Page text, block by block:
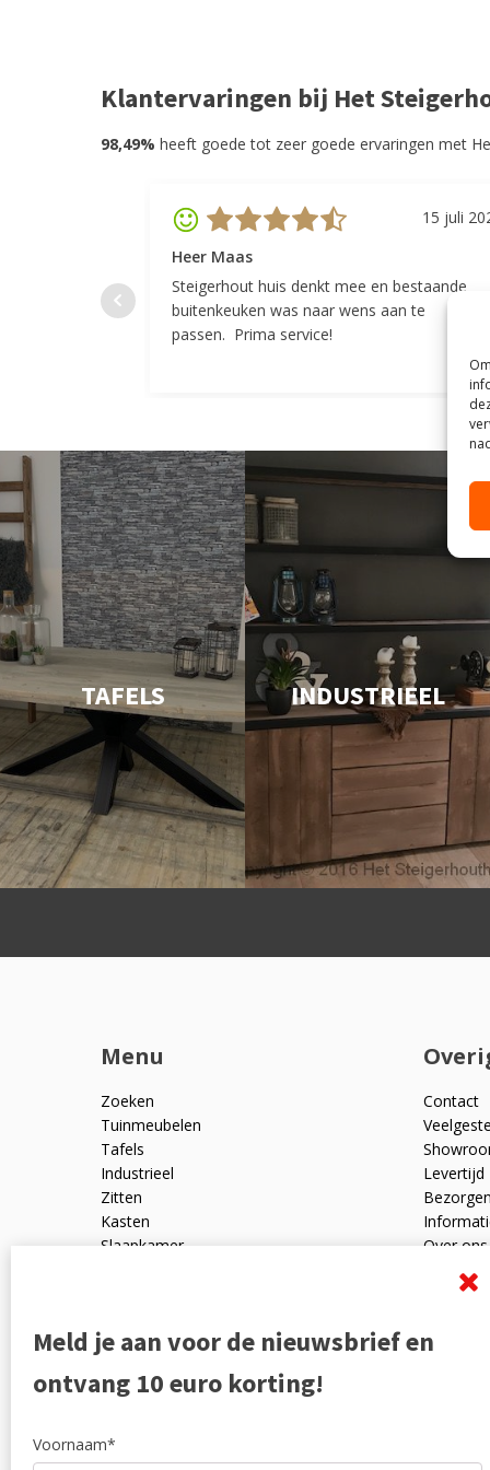
Klantervaringen bij Het
98,49% heeft goede tot zeer goede ervaringen met
15 juli
Heer Maas
Steigerhout huis denkt mee en bestaande
buitenkeuken was naar wens aan te
passen. Prima service!
TAFELS INDUSTRIEEL
Menu
Zoeken
Tuinmeubelen
Tafels
Industrieel
Zitten
Kasten
Slaapkamer
Outlet
Contact
Levertijd
Bezorgen
Over ons
Ruilen
Meld je aan voor de nieuwsbrief en
ontvang 10 euro korting!
Voornaam*